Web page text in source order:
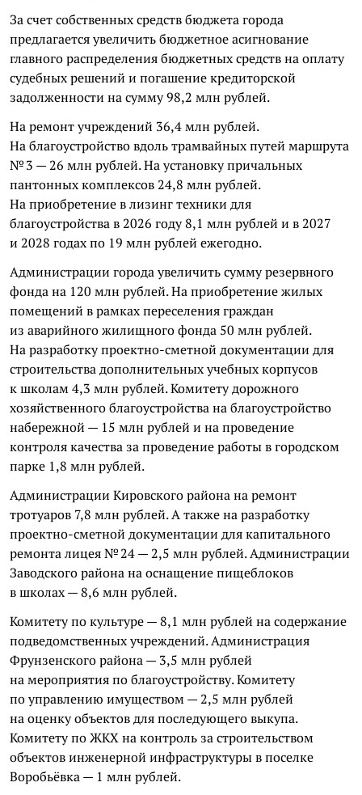
За счет собственных средств бюджета города
предлагается увеличить бюджетное асигнование
главного распределения бюджетных средств на оплату
судебных решений и погашение кредиторской
задолженности на сумму 98,2 млн рублей.
На ремонт учреждений 36,4 млн рублей.
На благоустройство вдоль трамвайных путей маршрута
№ 3 — 26 млн рублей. На установку причальных
пантонных комплексов 24,8 млн рублей.
На приобретение в лизинг техники для
благоустройства в 2026 году 8,1 млн рублей и в 2027
и 2028 годах по 19 млн рублей ежегодно.
Администрации города увеличить сумму резервного
фонда на 120 млн рублей. На приобретение жилых
помещений в рамках переселения граждан
из аварийного жилищного фонда 50 млн рублей.
На разработку проектно-сметной документации для
строительства дополнительных учебных корпусов
к школам 4,3 млн рублей. Комитету дорожного
хозяйственного благоустройства на благоустройство
набережной — 15 млн рублей и на проведение
контроля качества за проведение работы в городском
парке 1,8 млн рублей.
Администрации Кировского района на ремонт
тротуаров 7,8 млн рублей. А также на разработку
проектно-сметной документации для капитального
ремонта лицея № 24 — 2,5 млн рублей. Администрации
Заводского района на оснащение пищеблоков
в школах — 8,6 млн рублей.
Комитету по культуре — 8,1 млн рублей на содержание
подведомственных учреждений. Администрация
Фрунзенского района — 3,5 млн рублей
на мероприятия по благоустройству. Комитету
по управлению имуществом — 2,5 млн рублей
на оценку объектов для последующего выкупа.
Комитету по ЖКХ на контроль за строительством
объектов инженерной инфраструктуры в поселке
Воробьёвка — 1 млн рублей.